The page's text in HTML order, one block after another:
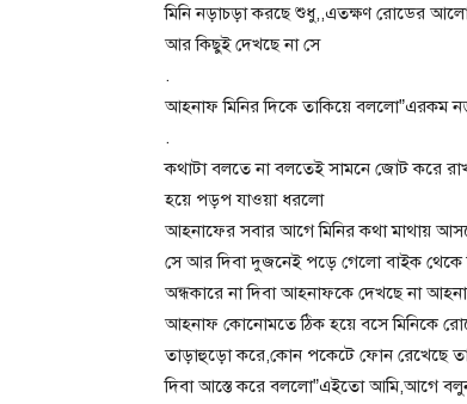
মিনি নড়াচড়া করছে শুধু,,এতক্ষণ রোডের
আর কিছুই দেখছে না সে
.
আহনাফ মিনির দিকে তাকিয়ে বললো”এরকম
.
কথাটা বলতে না বলতেই সামনে জোট করে
হয়ে পড়প যাওয়া ধরলো
আহনাফের সবার আগে মিনির কথা মাথায়
সে আর দিবা দুজনেই পড়ে গেলো বাইক থেকে
অন্ধকারে না দিবা আহনাফকে দেখছে না
আহনাফ কোনোমতে ঠিক হয়ে বসে মিনিকে
তাড়াহুড়ো করে,কোন পকেটে ফোন রেখেছে
দিবা আস্তে করে বললো”এইতো আমি,আগে